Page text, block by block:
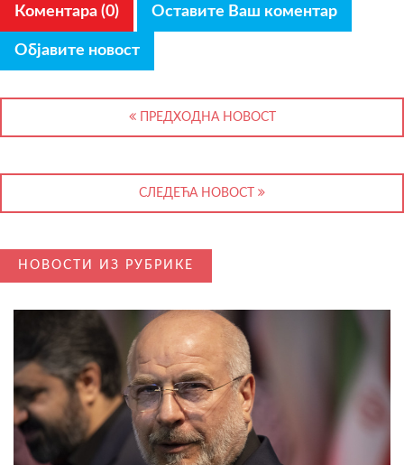
Коментара (0) Оставите Ваш коментар
Објавите новост
ПРЕДХОДНА НОВОСТ
СЛЕДЕЋА НОВОСТ
НОВОСТИ ИЗ РУБРИКЕ